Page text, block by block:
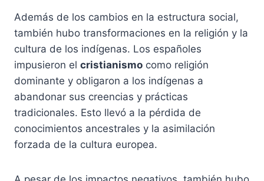
Además de los cambios en la estructura social,
también hubo transformaciones en la religión y la
cultura de los indígenas. Los españoles
impusieron el cristianismo como religión
dominante y obligaron a los indígenas a
abandonar sus creencias y prácticas
tradicionales. Esto llevó a la pérdida de
conocimientos ancestrales y la asimilación
forzada de la cultura europea.